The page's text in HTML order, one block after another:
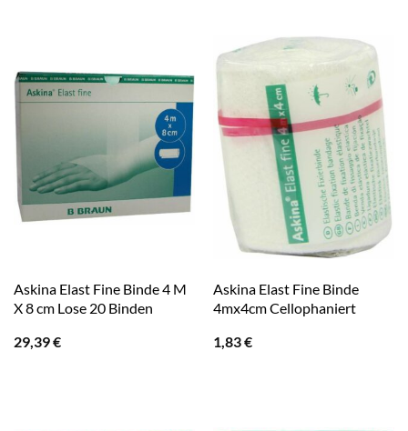
Askina Elast Fine Binde 4 M
X 8 cm Lose 20 Binden
29,39€
Askina Elast Fine Binde
4mx4cm Cellophaniert
1,83€